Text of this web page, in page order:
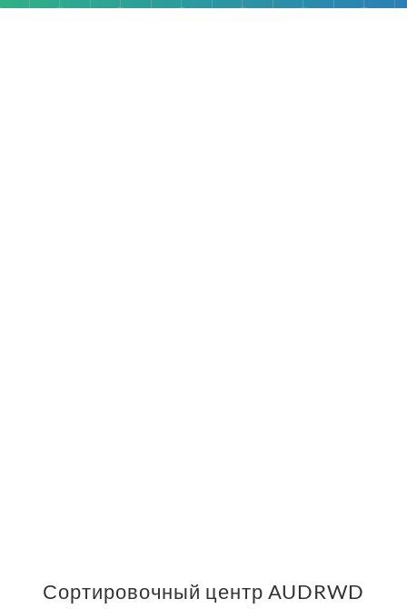
Сортировочный центр AUDRWD